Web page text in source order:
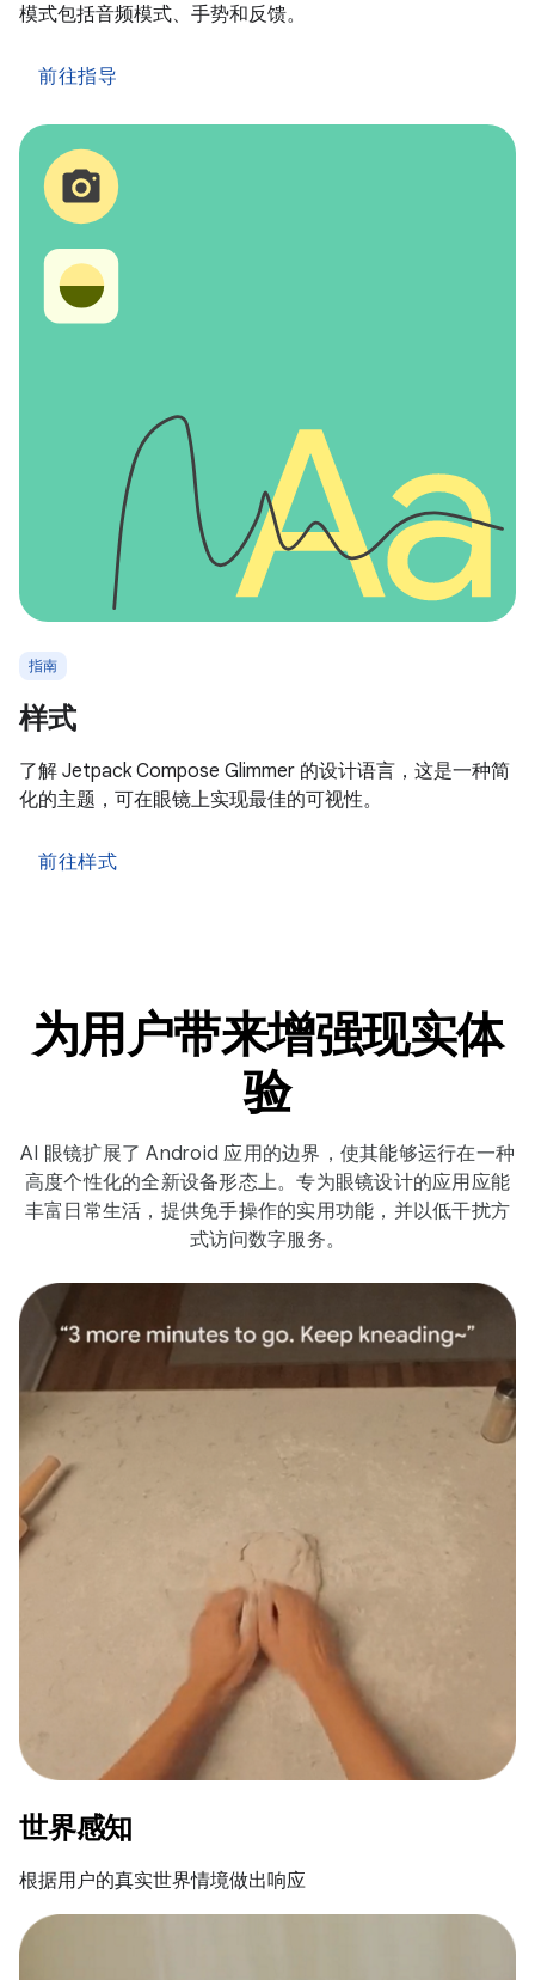
模式包括音频模式、手势和反馈。
前往指导
指南
样式
了解 Jetpack Compose Glimmer 的设计语言，这是一种简
化的主题，可在眼镜上实现最佳的可视性。
前往样式
为用户带来增强现实体
验
AI 眼镜扩展了 Android 应用的边界，使其能够运行在一种
高度个性化的全新设备形态上。专为眼镜设计的应用应能
丰富日常生活，提供免手操作的实用功能，并以低干扰方
式访问数字服务。
世界感知
根据用户的真实世界情境做出响应